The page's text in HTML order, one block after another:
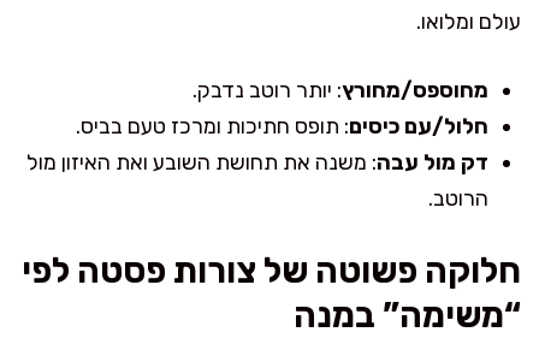
עולם ומלואו.
מחוספס/מחורץ: יותר רוטב נדבק.
חלול/עם כיסים: תופס חתיכות ומרכז טעם בביס.
דק מול עבה: משנה את תחושת השובע ואת האיזון מול
הרוטב.
חלוקה פשוטה של צורות פסטה לפי
“משימה” במנה